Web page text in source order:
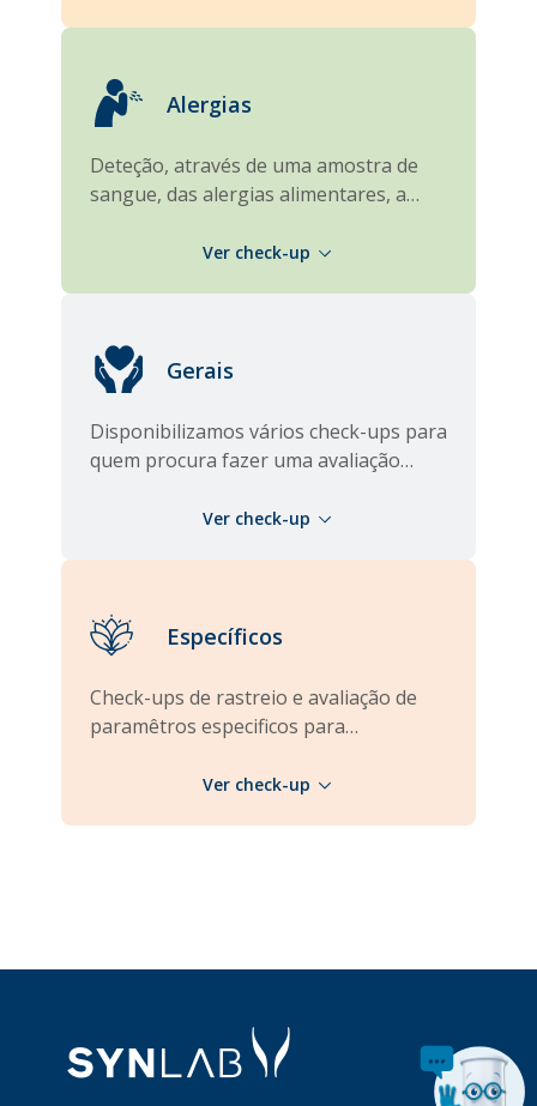
Alergias
Deteção, através de uma amostra de
sangue, das alergias alimentares, a
Gerais
Disponibilizamos vários check-ups para
quem procura fazer uma avaliação
Específicos
Check-ups de rastreio e avaliação de
paramêtros especificos para
quem procura informação para